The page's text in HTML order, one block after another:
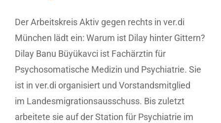
Der Arbeitskreis Aktiv gegen rechts in ver.di
München lädt ein: Warum ist Dilay hinter Gittern?
Dilay Banu Büyükavci ist Fachärztin für
Psychosomatische Medizin und Psychiatrie. Sie
ist in ver.di organisiert und Vorstandsmitglied
im Landesmigrationsausschuss. Bis zuletzt
arbeitete sie auf der Station für Psychiatrie im